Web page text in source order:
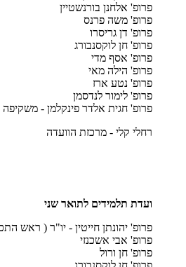
פרופ' אלחנן בורנשטיין
פרופ' משה פרנס
פרופ' דן גריסרו
פרופ' חן לוקסנבורג
פרופ' אסף מדי
פרופ' הילה מאי
פרופ' נטע ארז
פרופ' לימור לנדסמן
פרופ' חגית אלדר פינקלמן - משקיפה
רחלי קלי - מרכזת הוועדה
ועדת תלמידים לתואר שני
פרופ' יהונתן חייטין - יו"ר ( ראש
פרופ' אבי אשכנזי
פרופ' חן ורול